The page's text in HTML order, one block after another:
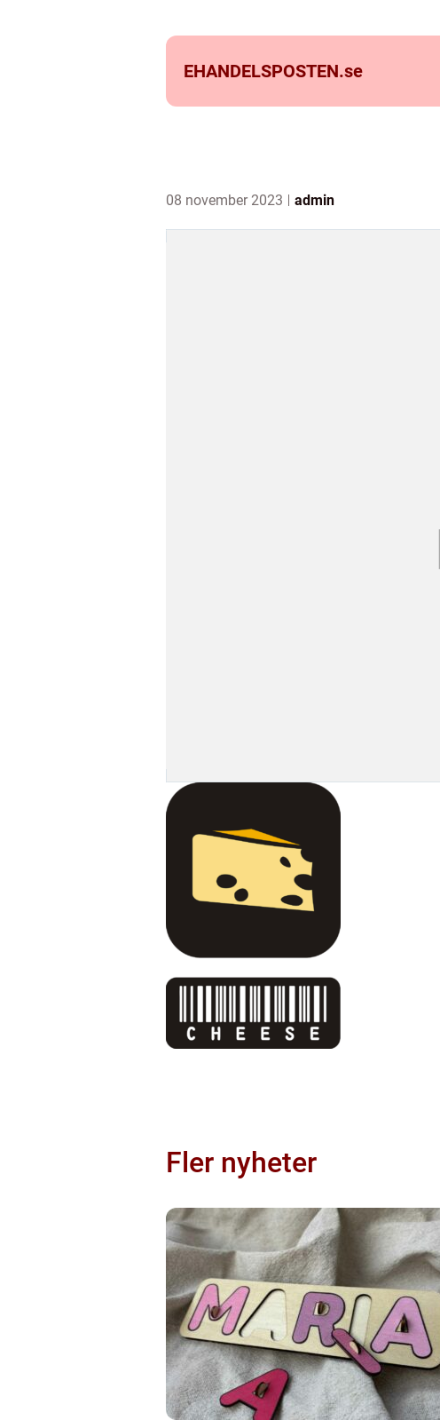
EHANDELSPOSTEN.se
08 november 2023 admin
Fler nyheter